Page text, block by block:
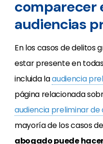
comparecer
audiencias
En los casos de delitos
estar presente en
incluida laaudiencia
página relacionada
audiencia preliminar de
mayoría de los casos
abogado puede